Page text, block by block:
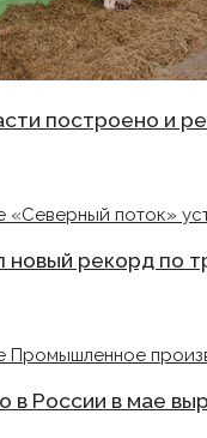
построено и
рекорд по
России в мае